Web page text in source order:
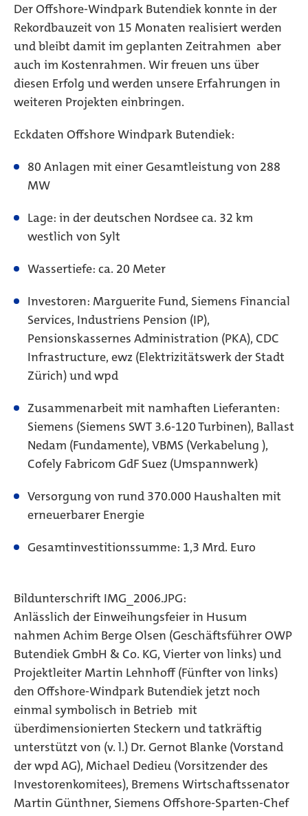
Der Offshore-Windpark Butendiek konnte in der
Rekordbauzeit von 15 Monaten realisiert werden
und bleibt damit im geplanten Zeitrahmen  aber
auch im Kostenrahmen. Wir freuen uns über
diesen Erfolg und werden unsere Erfahrungen in
weiteren Projekten einbringen.
Eckdaten Offshore Windpark Butendiek:
80 Anlagen mit einer Gesamtleistung von 288
MW
Lage: in der deutschen Nordsee ca. 32 km
westlich von Sylt
Wassertiefe: ca. 20 Meter
Investoren: Marguerite Fund, Siemens Financial
Services, Industriens Pension (IP),
Pensionskassernes Administration (PKA), CDC
Infrastructure, ewz (Elektrizitätswerk der Stadt
Zürich) und wpd
Zusammenarbeit mit namhaften Lieferanten:
Siemens (Siemens SWT 3.6-120 Turbinen), Ballast
Nedam (Fundamente), VBMS (Verkabelung ),
Cofely Fabricom GdF Suez (Umspannwerk)
Versorgung von rund 370.000 Haushalten mit
erneuerbarer Energie
Gesamtinvestitionssumme: 1,3 Mrd. Euro
Bildunterschrift IMG_2006.JPG:
Anlässlich der Einweihungsfeier in Husum
nahmen Achim Berge Olsen (Geschäftsführer OWP
Butendiek GmbH & Co. KG, Vierter von links) und
Projektleiter Martin Lehnhoff (Fünfter von links)
den Offshore-Windpark Butendiek jetzt noch
einmal symbolisch in Betrieb  mit
überdimensionierten Steckern und tatkräftig
unterstützt von (v. l.) Dr. Gernot Blanke (Vorstand
der wpd AG), Michael Dedieu (Vorsitzender des
Investorenkomitees), Bremens Wirtschaftssenator
Martin Günthner, Siemens Offshore-Sparten-Chef